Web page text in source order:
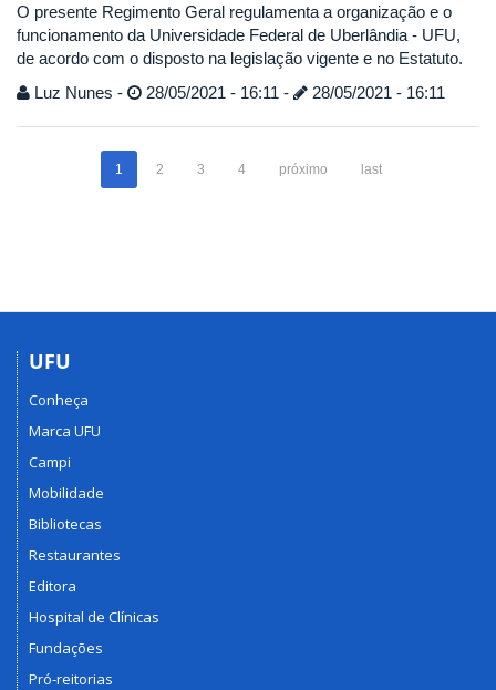
O presente Regimento Geral regulamenta a organização e o
funcionamento da Universidade Federal de Uberlândia - UFU,
de acordo com o disposto na legislação vigente e no Estatuto.
Luz Nunes -
28/05/2021 - 16:11 - 28/05/2021 - 16:11
1 2 3 4 próximo last
UFU
Conheça
Marca UFU
Campi
Mobilidade
Bibliotecas
Restaurantes
Editora
Hospital de Clínicas
Fundações
Pró-reitorias